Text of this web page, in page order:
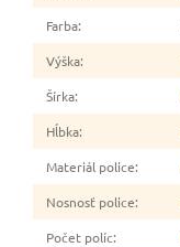
Farba:
Výška:
Šírka:
Hĺbka:
Materiál police:
Nosnosť police:
Počet políc: